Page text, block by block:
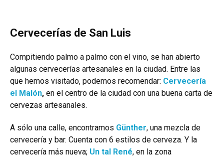
Cervecerías de San Luis
Compitiendo palmo a palmo con el vino, se han abierto
algunas cervecerías artesanales en la ciudad. Entre las
que hemos visitado, podemos recomendar: Cervecería
el Malón, en el centro de la ciudad con una buena carta de
cervezas artesanales.
A sólo una calle, encontramos Günther, una mezcla de
cervecería y bar. Cuenta con 6 estilos de cerveza. Y la
cervecería más nueva; Un tal René, en la zona